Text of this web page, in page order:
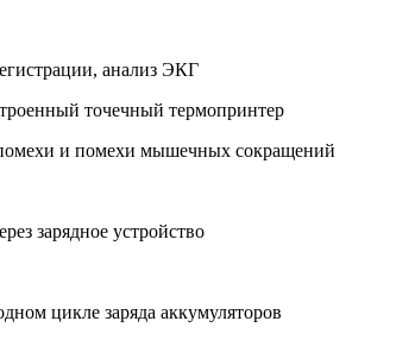
анализ ЭКГ
точечный термопринтер
и помехи мышечных сокращений
зарядное устройство
цикле заряда аккумуляторов